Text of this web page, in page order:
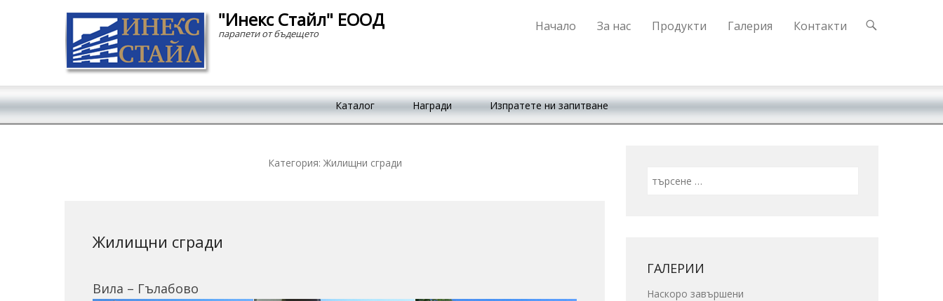
"Инекс Стайл" ЕООД
парапети от бъдещето
Primary Menu
Skip to content
Начало За нас Продукти Галерия Контакти
Каталог
Награди Изпратете ни запитване
Категория: Жилищни сгради
Жилищни сгради
Вила – Гълабово
ГАЛЕРИИ
Наскоро завършени